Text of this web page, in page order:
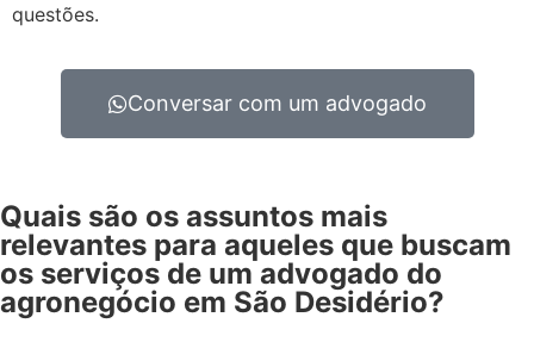
questões.
Conversar com um advogado
Quais são os assuntos mais
relevantes para aqueles que buscam
os serviços de um advogado do
agronegócio em São Desidério?